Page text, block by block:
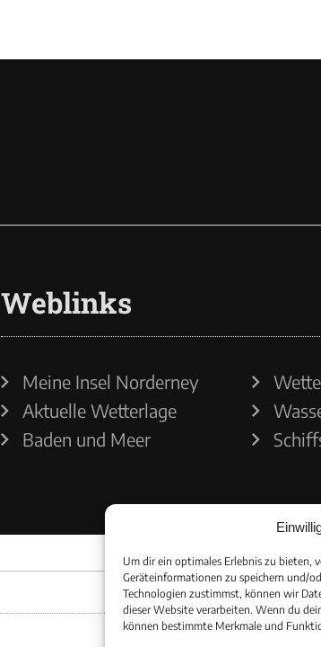
Um dir ein optimales Erlebnis zu bieten,
Geräteinformationen zu speichern und/
Technologien zustimmst, können wir
dieser Website verarbeiten. Wenn du
können bestimmte Merkmale und
Weblinks
Meine Insel Norderney
Aktuelle Wetterlage
Baden und Meer